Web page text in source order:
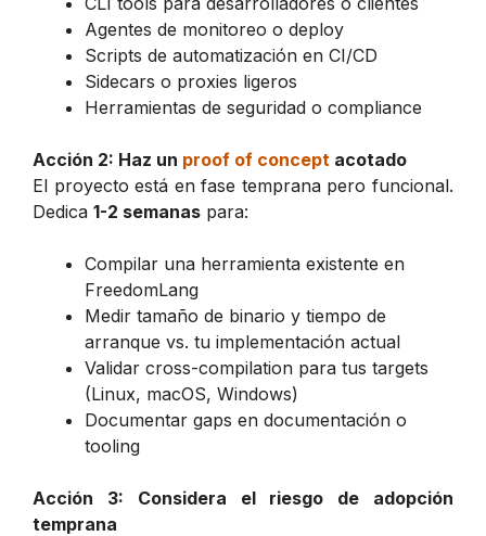
Agentes de monitoreo o deploy
Scripts de automatización en CI/CD
Sidecars o proxies ligeros
Herramientas de seguridad o compliance
Acción 2: Haz un proof of concept acotado
El proyecto está en fase temprana pero funcional.
Dedica 1-2 semanas para:
Compilar una herramienta existente en
FreedomLang
Medir tamaño de binario y tiempo de
arranque vs. tu implementación actual
Validar cross-compilation para tus targets
(Linux, macOS, Windows)
Documentar gaps en documentación o
tooling
Acción 3: Considera el riesgo de adopción
temprana